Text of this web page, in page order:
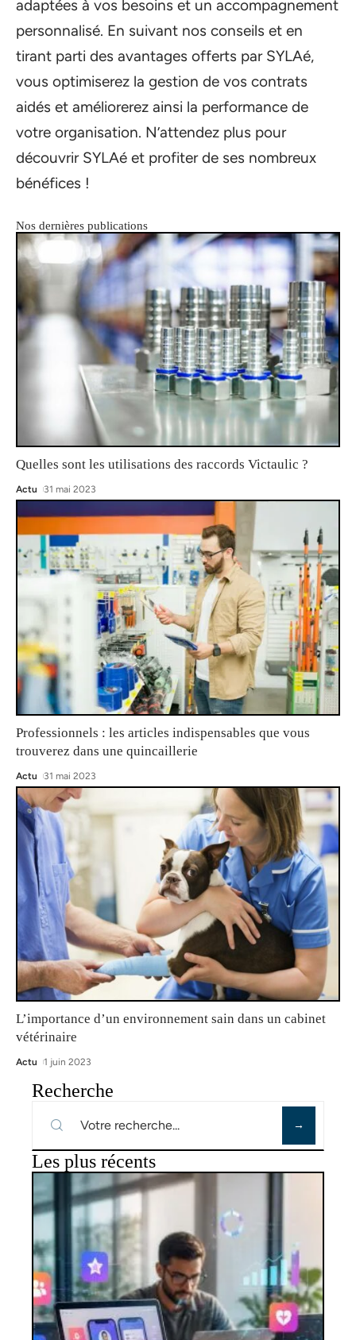
adaptées à vos besoins et un accompagnement
personnalisé. En suivant nos conseils et en
tirant parti des avantages offerts par SYLAé,
vous optimiserez la gestion de vos contrats
aidés et améliorerez ainsi la performance de
votre organisation. N’attendez plus pour
découvrir SYLAé et profiter de ses nombreux
bénéfices !
Nos dernières publications
Quelles sont les utilisations des raccords Victaulic ?
Actu 31 mai 2023
Professionnels : les articles indispensables que vous
trouverez dans une quincaillerie
Actu 31 mai 2023
L’importance d’un environnement sain dans un cabinet
vétérinaire
Actu 1 juin 2023
Recherche
Les plus récents